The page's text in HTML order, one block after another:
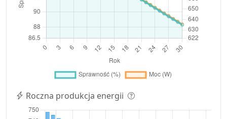
Roczna produkcja energii